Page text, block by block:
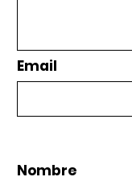
Email
Nombre